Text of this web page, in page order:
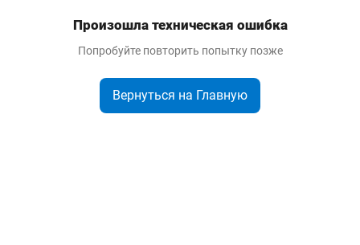
Произошла техническая ошибка
Попробуйте повторить попытку позже
Вернуться на Главную